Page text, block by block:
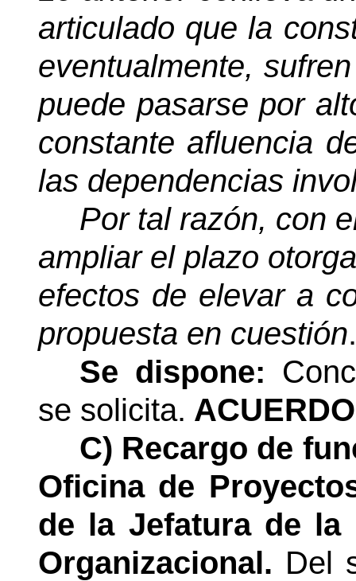
articulado que la
eventualmente,
puede pasarse por
constante afluencia
las dependencias
Por tal razón, con
ampliar el plazo
efectos de elevar a
propuesta en cuestión
Se dispone:
se solicita.
C) Recargo de
Oficina de
de la Jefatura de la
Organizacional. Del